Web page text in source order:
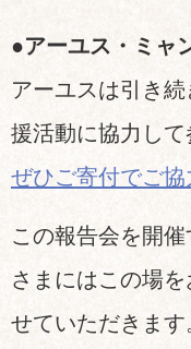
●アーユス・ミャ
アーユスは引き
援活動に協力して
ぜひご寄付でご協
この報告会を開
さまにはこの場
せていただきます